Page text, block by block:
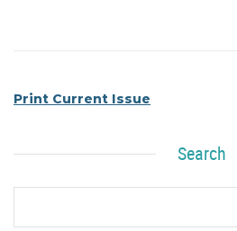
Print Current Issue
Search